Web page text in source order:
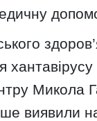
Микола
виявили